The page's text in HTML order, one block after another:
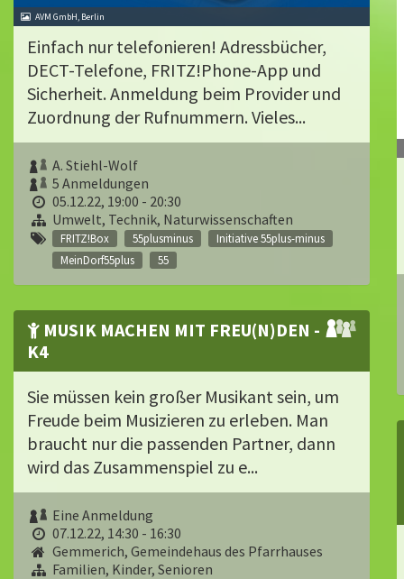
AVM GmbH, Berlin
Einfach nur telefonieren! Adressbücher,
DECT-Telefone, FRITZ!Phone-App und
Sicherheit. Anmeldung beim Provider und
Zuordnung der Rufnummern. Vieles...
A. Stiehl-Wolf
5 Anmeldungen
05.12.22, 19:00 - 20:30
Umwelt, Technik, Naturwissenschaften
FRITZ!Box 55plusminus
Initiative 55plus-minus
MeinDorf55plus
55
MUSIK MACHEN MIT FREU(N)DEN -
K4
Sie müssen kein großer Musikant sein, um
Freude beim Musizieren zu erleben. Man
braucht nur die passenden Partner, dann
wird das Zusammenspiel zu e...
Eine Anmeldung
07.12.22, 14:30 - 16:30
Gemmerich, Gemeindehaus des Pfarrhauses
Familien, Kinder, Senioren